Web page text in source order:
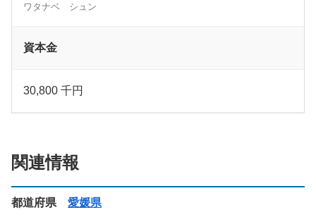
ワタナベ シュン
資本金
30,800 千円
関連情報
都道府県 愛媛県